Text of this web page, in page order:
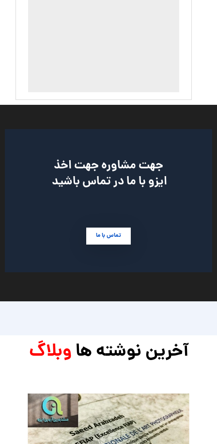
جهت مشاوره جهت اخذ
ایزو با ما در تماس باشید
تماس با ما
آخرین نوشته هاوبلاگ